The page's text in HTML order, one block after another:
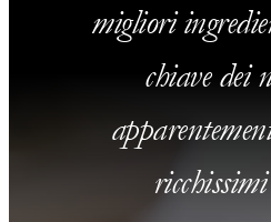
migliori
chiave dei